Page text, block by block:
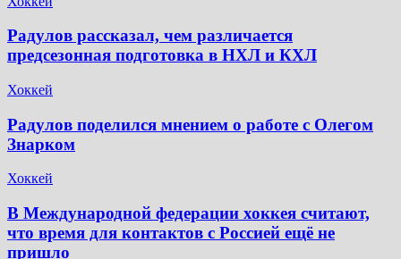
Радулов рассказал, чем различается
предсезонная подготовка в НХЛ и КХЛ
Хоккей
Радулов поделился мнением о работе с Олегом
Знарком
Хоккей
В Международной федерации хоккея считают,
что время для контактов с Россией ещё не
пришло